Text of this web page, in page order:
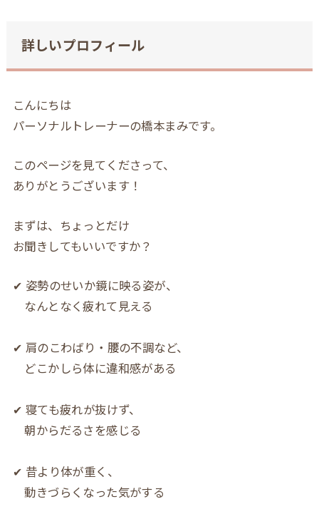
詳しいプロフィール
こんにちは
パーソナルトレーナーの橋本まみです。
このページを見てくださって、
ありがとうございます！
まずは、ちょっとだけ
お聞きしてもいいですか？
✔ 姿勢のせいか鏡に映る姿が、
なんとなく疲れて見える
✔ 肩のこわばり・腰の不調など、
どこかしら体に違和感がある
✔ 寝ても疲れが抜けず、
朝からだるさを感じる
✔ 昔より体が重く、
動きづらくなった気がする